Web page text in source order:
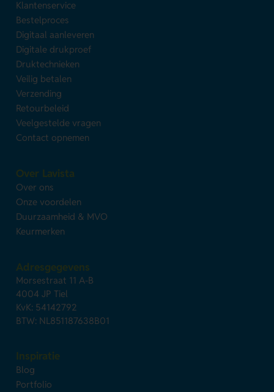
Klantenservice
Bestelproces
Digitaal aanleveren
Digitale drukproef
Druktechnieken
Veilig betalen
Verzending
Retourbeleid
Veelgestelde vragen
Contact opnemen
Over Lavista
Over ons
Onze voordelen
Duurzaamheid & MVO
Keurmerken
Adresgegevens
Morsestraat 11 A-B
4004 JP Tiel
KvK: 54142792
BTW: NL851187638B01
Inspiratie
Blog
Portfolio